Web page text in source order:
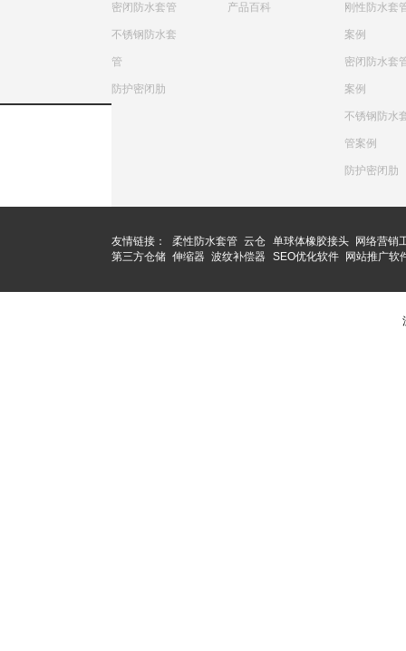
密闭防水套管
不锈钢防水套
管
防护密闭肋
产品百科 刚性防水套
案例
密闭防水套
案例
不锈钢防水
管案例
防护密闭肋
友情链接： 柔性防水套管 云仓 单球体橡胶接头
网络营销
第三方仓储 伸缩器 波纹补偿器 SEO优化软件 网站推广软